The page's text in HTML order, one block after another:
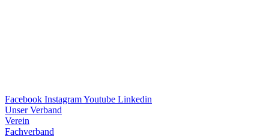
Facebook InstagramYoutube Linkedin
Unser Verband
Verein
Fach­ver­band